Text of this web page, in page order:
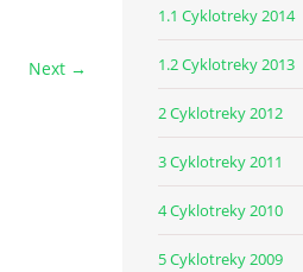
Next →
1.1 Cyklotreky 2014
1.2 Cyklotreky 2013
2 Cyklotreky 2012
3 Cyklotreky 2011
4 Cyklotreky 2010
5 Cyklotreky 2009